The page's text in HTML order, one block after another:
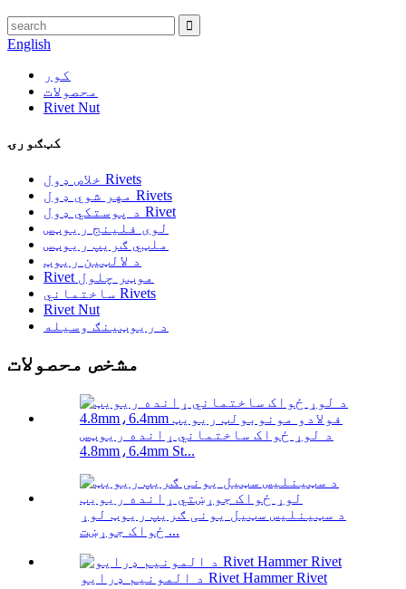
English
کور
محصولات
Rivet Nut
کټګورۍ
خلاص ډول Rivets
مهر شوي ډول Rivets
د پوستکي ډول Rivet
لوی فلینج ریوټس
ملټي ګریپ ریوټس
د لالټین ریوټ
Rivet موټر چلول
ساختماني Rivets
Rivet Nut
د ریوټینګ وسیله
مشخص محصولات
د لوړ ځواک ساختماني ړانده ریوټس
4.8mm،6.4mm St...
د سټینلیس سټیل یونی ګریپ ریوټ لوړ
ځواک جوړښت ...
د المونیم ډرایو Rivet Hammer Rivet